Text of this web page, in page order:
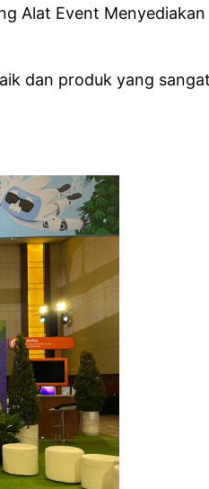
Alat Event
dan produk yang